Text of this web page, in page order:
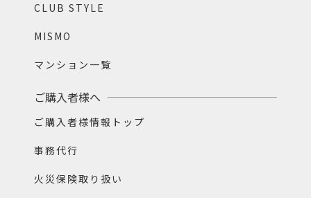
CLUB STYLE
MISMO
マンション一覧
ご購入者様へ
ご購入者様情報トップ
事務代行
火災保険取り扱い